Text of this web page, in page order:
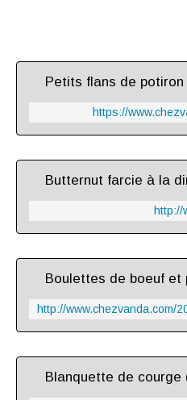
Petits flans de potiron
https://
Butternut farcie à la
http://
Boulettes de boeuf et
Blanquette de courge